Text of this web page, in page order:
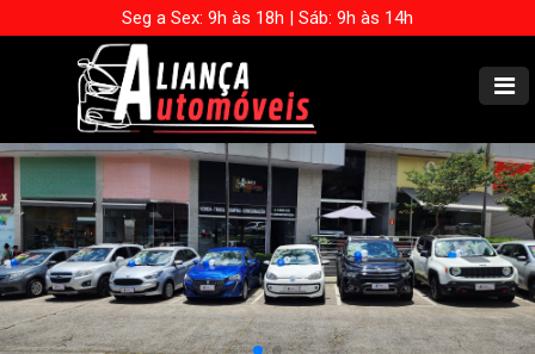
Seg a Sex: 9h às 18h | Sáb: 9h às 14h